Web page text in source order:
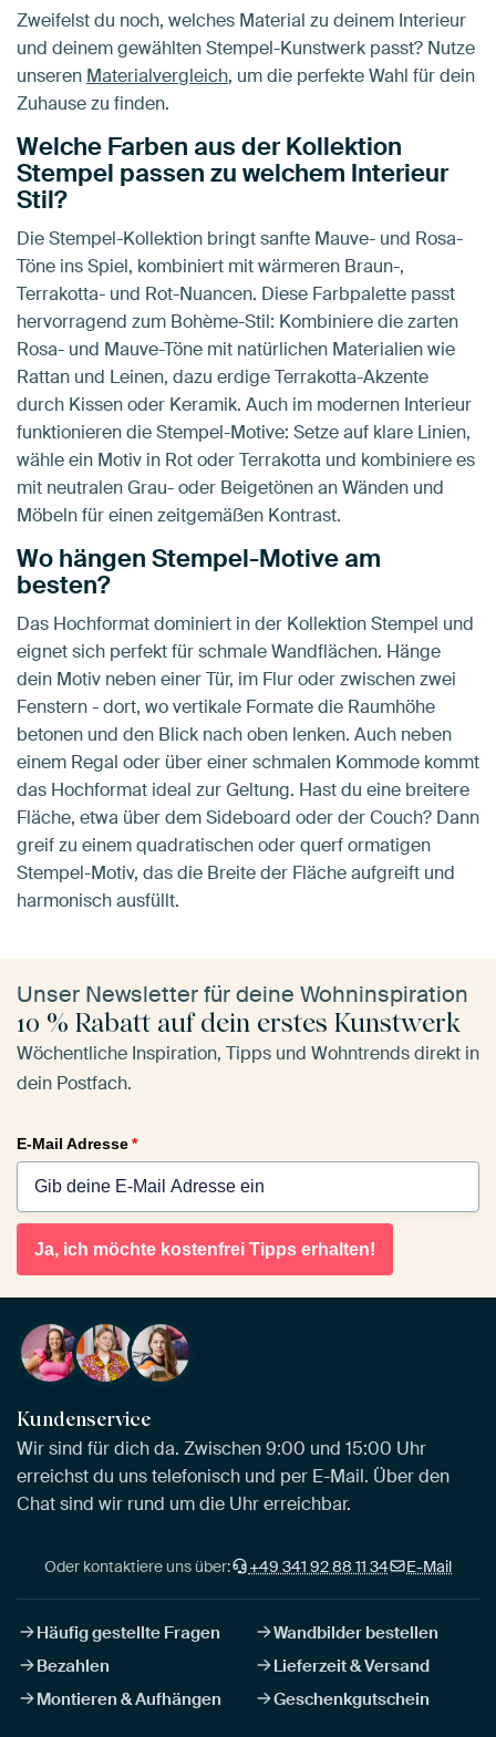
Zweifelst du noch, welches Material zu deinem Interieur
und deinem gewählten Stempel-Kunstwerk passt? Nutze
unseren Materialvergleich, um die perfekte Wahl für dein
Zuhause zu finden.
Welche Farben aus der Kollektion
Stempel passen zu welchem Interieur
Stil?
Die Stempel-Kollektion bringt sanfte Mauve- und Rosa-
Töne ins Spiel, kombiniert mit wärmeren Braun-,
Terrakotta- und Rot-Nuancen. Diese Farbpalette passt
hervorragend zum Bohème-Stil: Kombiniere die zarten
Rosa- und Mauve-Töne mit natürlichen Materialien wie
Rattan und Leinen, dazu erdige Terrakotta-Akzente
durch Kissen oder Keramik. Auch im modernen Interieur
funktionieren die Stempel-Motive: Setze auf klare Linien,
wähle ein Motiv in Rot oder Terrakotta und kombiniere es
mit neutralen Grau- oder Beigetönen an Wänden und
Möbeln für einen zeitgemäßen Kontrast.
Wo hängen Stempel-Motive am
besten?
Das Hochformat dominiert in der Kollektion Stempel und
eignet sich perfekt für schmale Wandflächen. Hänge
dein Motiv neben einer Tür, im Flur oder zwischen zwei
Fenstern - dort, wo vertikale Formate die Raumhöhe
betonen und den Blick nach oben lenken. Auch neben
einem Regal oder über einer schmalen Kommode kommt
das Hochformat ideal zur Geltung. Hast du eine breitere
Fläche, etwa über dem Sideboard oder der Couch? Dann
greif zu einem quadratischen oder querf ormatigen
Stempel-Motiv, das die Breite der Fläche aufgreift und
harmonisch ausfüllt.
Unser Newsletter für deine Wohninspiration
10 % Rabatt auf dein erstes Kunstwerk
Wöchentliche Inspiration, Tipps und Wohntrends direkt in
dein Postfach.
E-Mail Adresse*
Ja, ich möchte kostenfrei Tipps erhalten!
Kundenservice
Wir sind für dich da. Zwischen 9:00 und 15:00 Uhr
erreichst du uns telefonisch und per E-Mail. Über den
Chat sind wir rund um die Uhr erreichbar.
Oder kontaktiere uns über: +49 341 92 88 11 34 E-Mail
Häufig gestellte Fragen
Wandbilder bestellen
Bezahlen
Lieferzeit & Versand
Montieren & Aufhängen
Geschenkgutschein